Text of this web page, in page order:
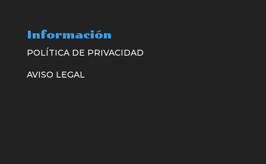
Información
POLÍTICA DE PRIVACIDAD
AVISO LEGAL